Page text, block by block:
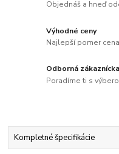
Objednáš a hneď
Výhodné ceny
Najlepší pomer
Odborná
Poradíme ti s
Kompletné špecifikácie